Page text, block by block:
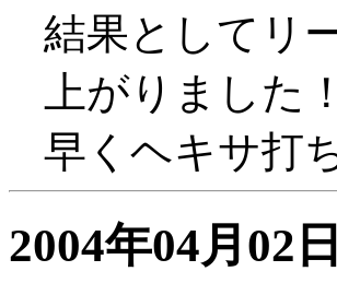
結果としてリ
上がりました
早くヘキサ打
2004年04月02